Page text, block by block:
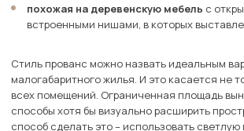
похожая на деревенскую мебель с
встроенными нишами, в которых
Стиль прованс можно назвать идеальным
малогабаритного жилья. И это касается не
всех помещений. Ограниченная площадь
способы хотя бы визуально расширить
способ сделать это – использовать светлую